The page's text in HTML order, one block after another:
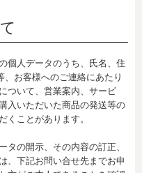
個人データのうち、氏名、住
お客様へのご連絡にあたり
ついて、営業案内、サービ
入いただいた商品の発送等の
くことがあります。
タの開示、その内容の訂正、
、下記お問い合せ先までお申